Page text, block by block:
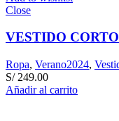
Close
VESTIDO
Ropa, Verano2024,
S/249.00
Añadir al carrito